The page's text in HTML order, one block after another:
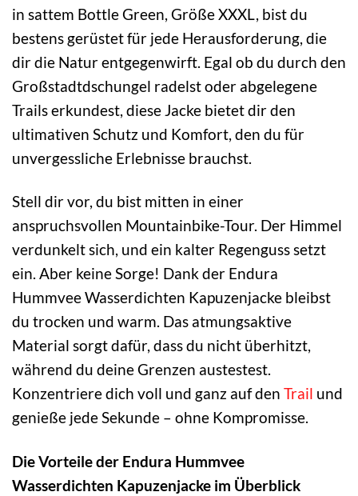
in sattem Bottle Green, Größe XXXL, bist du
bestens gerüstet für jede Herausforderung, die
dir die Natur entgegenwirft. Egal ob du durch den
Großstadtdschungel radelst oder abgelegene
Trails erkundest, diese Jacke bietet dir den
ultimativen Schutz und Komfort, den du für
unvergessliche Erlebnisse brauchst.
Stell dir vor, du bist mitten in einer
anspruchsvollen Mountainbike-Tour. Der Himmel
verdunkelt sich, und ein kalter Regenguss setzt
ein. Aber keine Sorge! Dank der Endura
Hummvee Wasserdichten Kapuzenjacke bleibst
du trocken und warm. Das atmungsaktive
Material sorgt dafür, dass du nicht überhitzt,
während du deine Grenzen austestest.
Konzentriere dich voll und ganz auf den Trail und
genieße jede Sekunde – ohne Kompromisse.
Die Vorteile der Endura Hummvee
Wasserdichten Kapuzenjacke im Überblick